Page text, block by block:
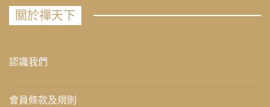
關於禪天下
認識我們
會員條款及規則